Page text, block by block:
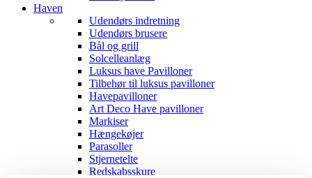
Haven
Udendørs indretning
Udendørs brusere
Bål og grill
Solcelleanlæg
Luksus have Pavilloner
Tilbehør til luksus pavilloner
Havepavilloner
Art Deco Have pavilloner
Markiser
Hængekøjer
Parasoller
Stjernetelte
Redskabsskure